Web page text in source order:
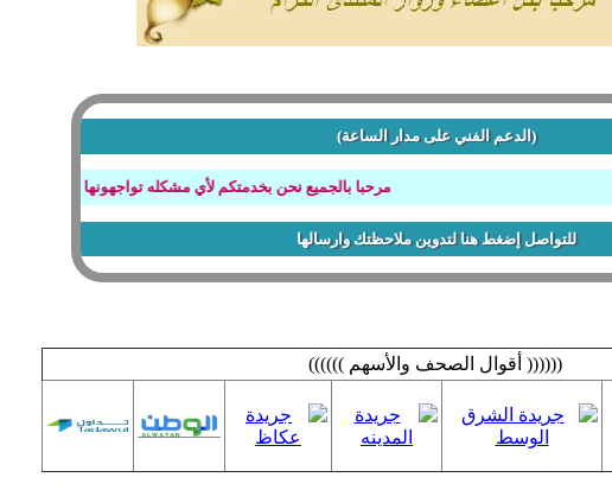
(الدعم الفني على مدار الساعة)
مرحبا بالجميع نحن بخدمتكم لأي مشكله تواجهونها بتصفح المنتدى
للتواصل إضغط هنا لتدوين ملاحظتك وارسالها
(((((( أقوال الصحف والأسهم ))))))